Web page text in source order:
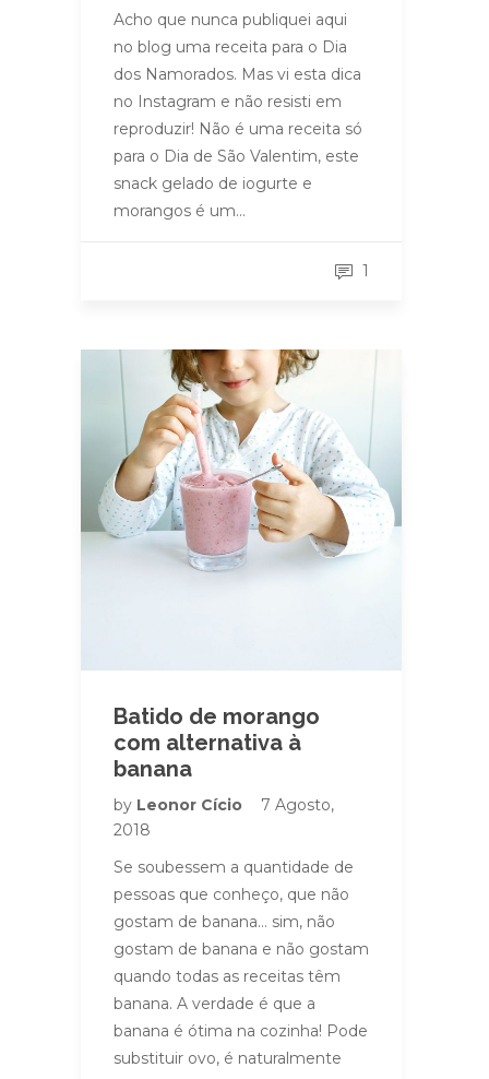
Acho que nunca publiquei aqui
no blog uma receita para o Dia
dos Namorados. Mas vi esta dica
no Instagram e não resisti em
reproduzir! Não é uma receita só
para o Dia de São Valentim, este
snack gelado de iogurte e
morangos é um…
1
Batido de morango
com alternativa à
banana
by Leonor Cício
7 Agosto,
2018
Se soubessem a quantidade de
pessoas que conheço, que não
gostam de banana… sim, não
gostam de banana e não gostam
quando todas as receitas têm
banana. A verdade é que a
banana é ótima na cozinha! Pode
substituir ovo, é naturalmente